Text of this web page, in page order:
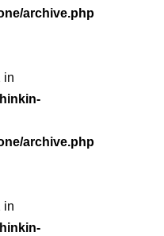
archive.php
in
archive.php
in